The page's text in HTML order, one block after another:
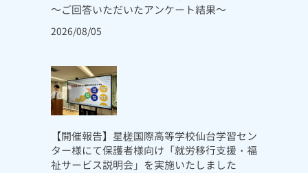
～ご回答いただいたアンケート結果～
2026/08/05
【開催報告】星槎国際高等学校仙台学習セン
ター様にて保護者様向け「就労移行支援・福
祉サービス説明会」を実施いたしました